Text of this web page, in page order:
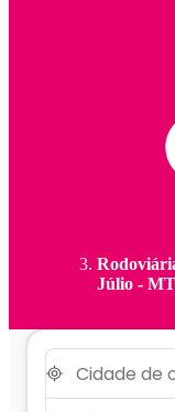
Júlio - MT